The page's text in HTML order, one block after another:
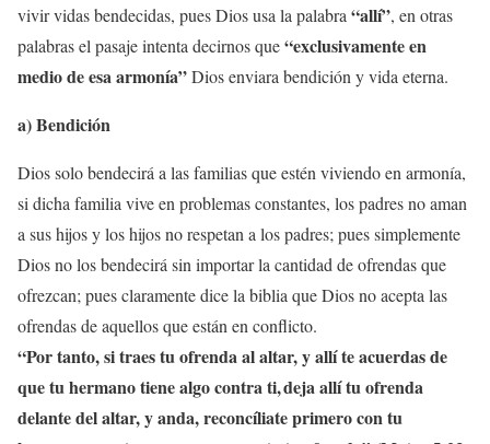
vivir vidas bendecidas, pues Dios usa la palabra “allí”, en otras
palabras el pasaje intenta decirnos que“exclusivamenteen
medio de esa armonía”Dios enviara bendición y vida eterna.
a) Bendición
Dios solo bendecirá a las familias que estén viviendo en armonía,
si dicha familia vive en problemas constantes, los padres no aman
a sus hijos y los hijos no respetan a los padres; pues simplemente
Dios no los bendecirá sin importar la cantidad de ofrendas que
ofrezcan; pues claramente dice la biblia que Dios no acepta las
ofrendas de aquellos que están en conflicto.
“Por tanto, si traes tu ofrenda al altar, y allí te acuerdasde
que tu hermano tiene algo contra ti,deja allí tu ofrenda
delante del altar, y anda, reconcíliate primero con tu